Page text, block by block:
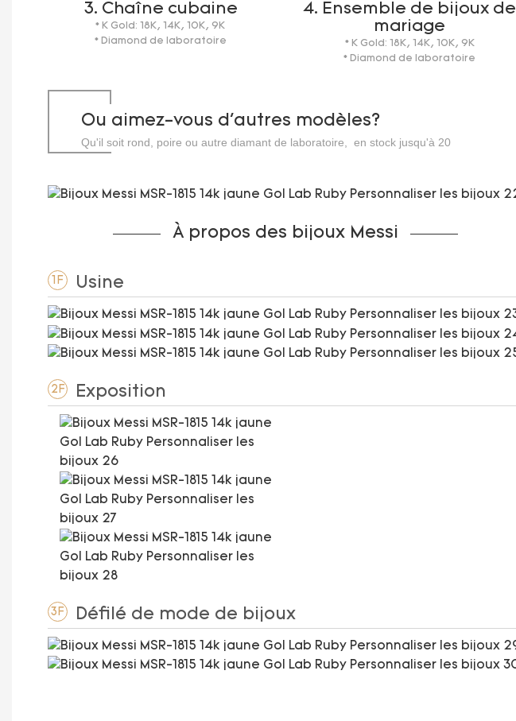
3. Chaîne cubaine
* K Gold: 18K, 14K, 10K, 9K
* Diamond de laboratoire
4. Ensemble de bijoux de
mariage
* K Gold: 18K, 14K, 10K, 9K
* Diamond de laboratoire
Ou aimez-vous d'autres modèles?
Qu'il soit rond, poire ou autre diamant de laboratoire, en stock jusqu'à 20
À propos des bijoux Messi
1F Usine
2F Exposition
3F Défilé de mode de bijoux